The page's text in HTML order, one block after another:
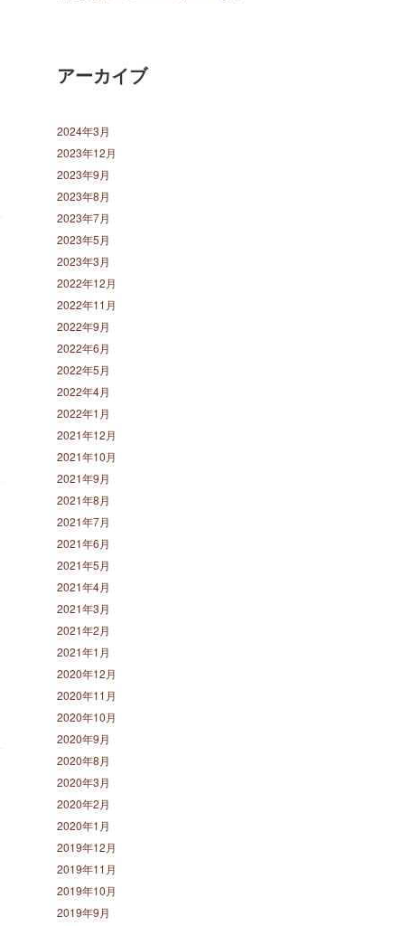
アーカイブ
2024年3月
2023年12月
2023年9月
2023年8月
2023年7月
2023年5月
2023年3月
2022年12月
2022年11月
2022年9月
2022年6月
2022年5月
2022年4月
2022年1月
2021年12月
2021年10月
2021年9月
2021年8月
2021年7月
2021年6月
2021年5月
2021年4月
2021年3月
2021年2月
2021年1月
2020年12月
2020年11月
2020年10月
2020年9月
2020年8月
2020年3月
2020年2月
2020年1月
2019年12月
2019年11月
2019年10月
2019年9月